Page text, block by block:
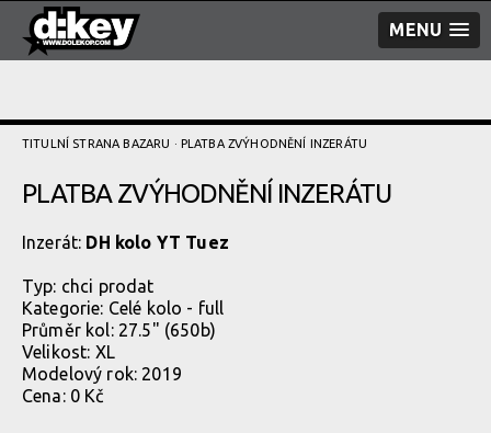
MENU
TITULNÍ STRANA BAZARU · PLATBA ZVÝHODNĚNÍ­ INZERÁTU
PLATBA ZVÝHODNĚNÍ­ INZERÁTU
Inzerát: DH kolo YT Tuez
Typ: chci prodat
Kategorie: Celé kolo - full
Průměr kol: 27.5" (650b)
Velikost: XL
Modelový rok: 2019
Cena: 0 Kč